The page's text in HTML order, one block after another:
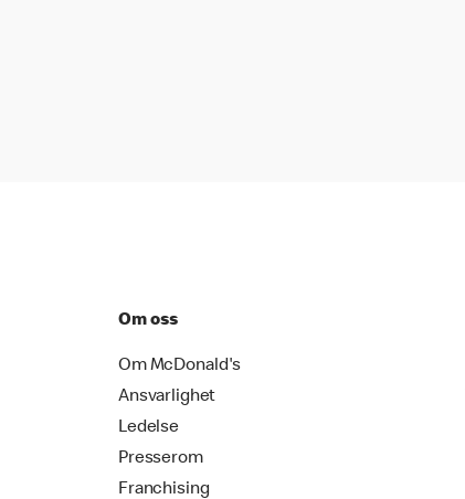
Om oss
Om McDonald's
Ansvarlighet
Ledelse
Presserom
Franchising